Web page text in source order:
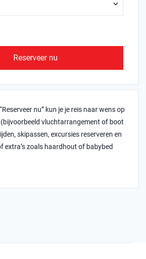
Reserveer nu
nu” kun je je reis naar wens op
vluchtarrangement of boot
skipassen, excursies reserveren en
extra’s zoals haardhout of babybed